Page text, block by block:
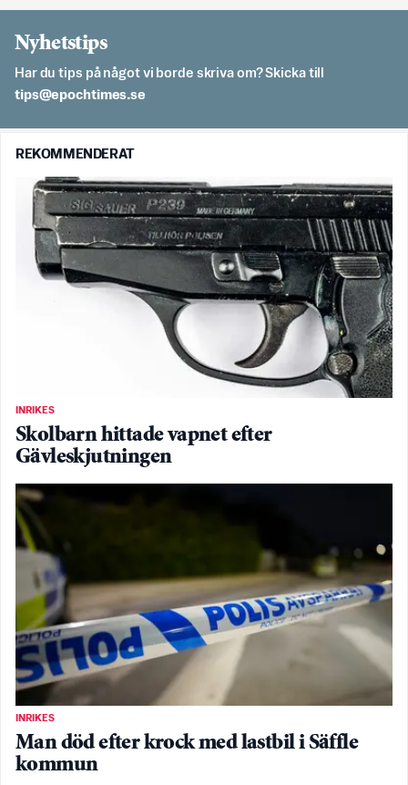
Nyhetstips
Har du tips på något vi borde skriva om? Skicka till
es.semithcope@spit
REKOMMENDERAT
INRIKES
Skolbarn hittade vapnet efter
Gävleskjutningen
INRIKES
Man död efter krock med lastbil i Säffle
kommun